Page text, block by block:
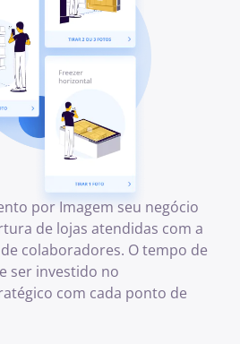
por Imagem seu negócio
de lojas atendidas com a
colaboradores. O tempo de
ser investido no
com cada ponto de